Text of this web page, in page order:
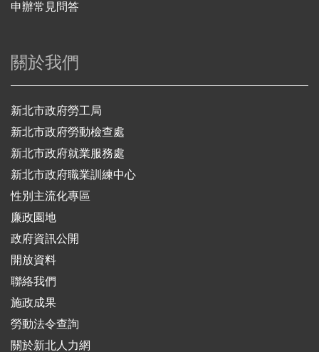
申辦常見問答
關於我們
新北市政府勞工局
新北市政府勞動檢查處
新北市政府就業服務處
新北市政府職業訓練中心
性別主流化專區
廉政園地
政府資訊公開
開放資料
聯絡我們
施政成果
勞動法令查詢
關於新北人力網